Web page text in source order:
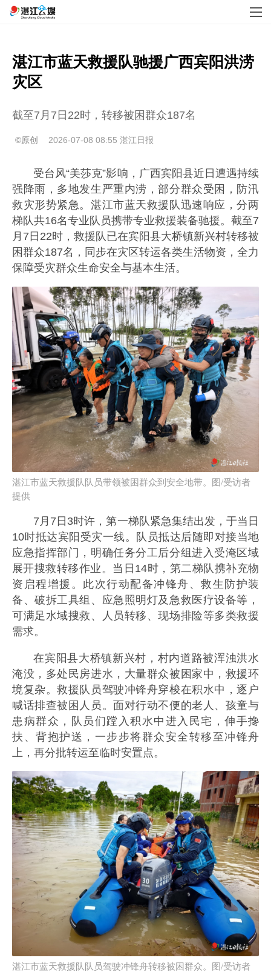
湛江市蓝天救援队驰援广西宾阳洪涝
灾区
截至7月7日22时，转移被困群众187名
©原创 2026-07-08 08:55 湛江日报
受台风“美莎克”影响，广西宾阳县近日遭遇持续
强降雨，多地发生严重内涝，部分群众受困，防汛
救灾形势紧急。湛江市蓝天救援队迅速响应，分两
梯队共16名专业队员携带专业救援装备驰援。截至7
月7日22时，救援队已在宾阳县大桥镇新兴村转移被
困群众187名，同步在灾区转运各类生活物资，全力
保障受灾群众生命安全与基本生活。
湛江市蓝天救援队队员带领被困群众到安全地带。图/受访者
提供
7月7日3时许，第一梯队紧急集结出发，于当日
10时抵达宾阳受灾一线。队员抵达后随即对接当地
应急指挥部门，明确任务分工后分组进入受淹区域
展开搜救转移作业。当日14时，第二梯队携补充物
资启程增援。此次行动配备冲锋舟、救生防护装
备、破拆工具组、应急照明灯及急救医疗设备等，
可满足水域搜救、人员转移、现场排险等多类救援
需求。
在宾阳县大桥镇新兴村，村内道路被浑浊洪水
淹没，多处民房进水，大量群众被困家中，救援环
境复杂。救援队员驾驶冲锋舟穿梭在积水中，逐户
喊话排查被困人员。面对行动不便的老人、孩童与
患病群众，队员们蹚入积水中进入民宅，伸手搀
扶、背抱护送，一步步将群众安全转移至冲锋舟
上，再分批转运至临时安置点。
湛江市蓝天救援队队员驾驶冲锋舟转移被困群众。图/受访者